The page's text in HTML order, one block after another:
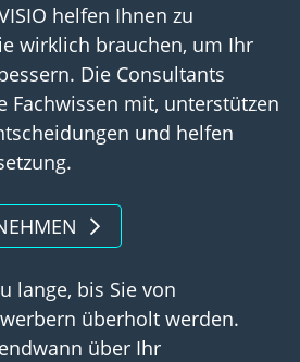
helfen Ihnen zu
wirklich brauchen, um Ihr
Die Consultants
Fachwissen mit, unterstützen
und helfen
lange, bis Sie von
überholt werden.
über Ihr